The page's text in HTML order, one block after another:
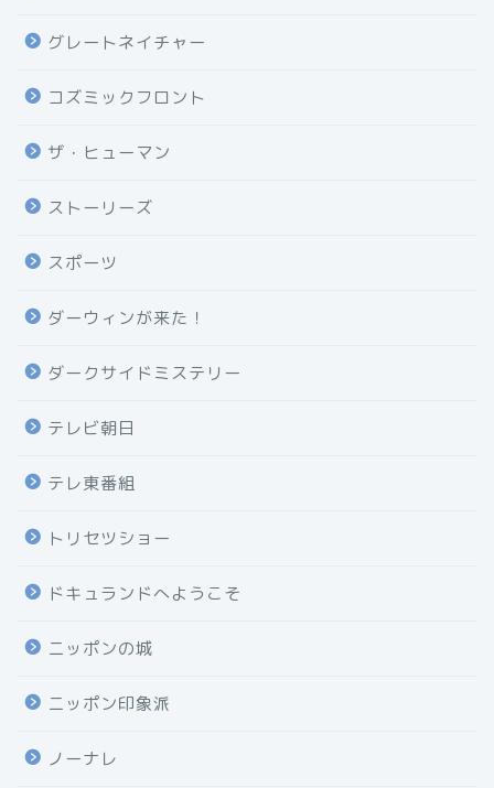
グレートネイチャー
コズミックフロント
ザ・ヒューマン
ストーリーズ
スポーツ
ダーウィンが来た！
ダークサイドミステリー
テレビ朝日
テレ東番組
トリセツショー
ドキュランドへようこそ
ニッポンの城
ニッポン印象派
ノーナレ